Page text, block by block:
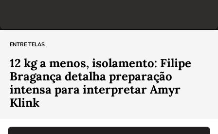
ENTRE TELAS
12 kg a menos, isolamento: Filipe
Bragança detalha preparação
intensa para interpretar Amyr
Klink